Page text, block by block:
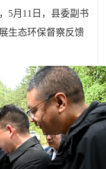
5月11日，县委副书
生态环保督察反馈